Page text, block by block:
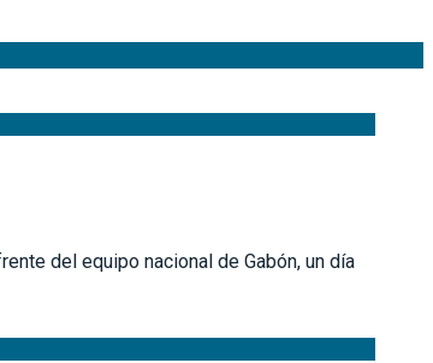
del equipo nacional de Gabón, un día